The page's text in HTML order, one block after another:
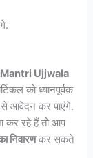
Ujjwala
को ध्यानपूर्वक
से आवेदन कर पाएंगे.
कर रहे हैं तो आप
निवारणकर सकते